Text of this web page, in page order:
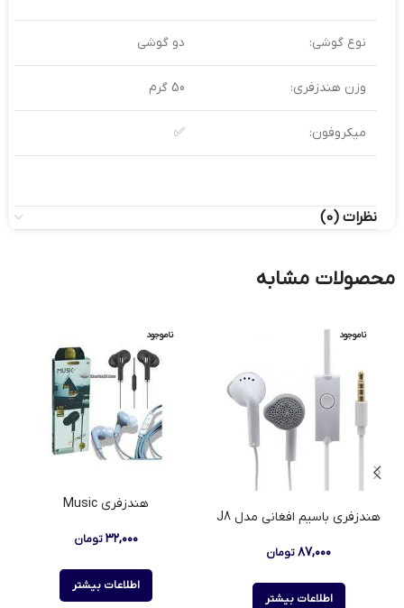
نوع گوشی: دو گوشی
وزن هندزفری: 50 گرم
میکروفون: ✅
نظرات (0)
محصولات مشابه
ناموجود
هندزفری باسیم افغانی مدل J8
۸۷,۰۰۰تومان
اطلاعات بیشتر
ناموجود
هندزفری Music
۳۲,۰۰۰ تومان
اطلاعات بیشتر